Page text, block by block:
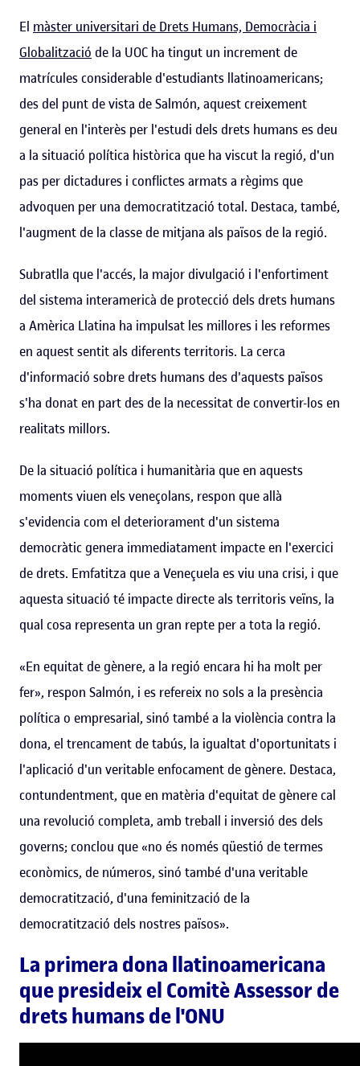
El màster universitari de Drets Humans, Democràcia i
Globalització de la UOC ha tingut un increment de
matrícules considerable d'estudiants llatinoamericans;
des del punt de vista de Salmón, aquest creixement
general en l'interès per l'estudi dels drets humans es deu
a la situació política històrica que ha viscut la regió, d'un
pas per dictadures i conflictes armats a règims que
advoquen per una democratització total. Destaca, també,
l'augment de la classe de mitjana als països de la regió.
Subratlla que l'accés, la major divulgació i l'enfortiment
del sistema interamericà de protecció dels drets humans
a Amèrica Llatina ha impulsat les millores i les reformes
en aquest sentit als diferents territoris. La cerca
d'informació sobre drets humans des d'aquests països
s'ha donat en part des de la necessitat de convertir-los en
realitats millors.
De la situació política i humanitària que en aquests
moments viuen els veneçolans, respon que allà
s'evidencia com el deteriorament d'un sistema
democràtic genera immediatament impacte en l'exercici
de drets. Emfatitza que a Veneçuela es viu una crisi, i que
aquesta situació té impacte directe als territoris veïns, la
qual cosa representa un gran repte per a tota la regió.
«En equitat de gènere, a la regió encara hi ha molt per
fer», respon Salmón, i es refereix no sols a la presència
política o empresarial, sinó també a la violència contra la
dona, el trencament de tabús, la igualtat d'oportunitats i
l'aplicació d'un veritable enfocament de gènere. Destaca,
contundentment, que en matèria d'equitat de gènere cal
una revolució completa, amb treball i inversió des dels
governs; conclou que «no és només qüestió de termes
econòmics, de números, sinó també d'una veritable
democratització, d'una feminització de la
democratització dels nostres països».
La primera dona llatinoamericana
que presideix el Comitè Assessor de
drets humans de l'ONU